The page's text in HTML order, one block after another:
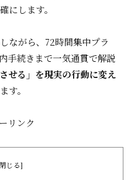
にします。
ながら、72時間集中プラ
手続きまで一気通貫で解説
させる」を現実の行動に変え
す。
リンク